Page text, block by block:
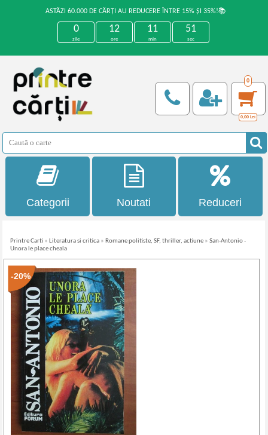
ASTĂZI 60.000 DE CĂRȚI AU REDUCERE ÎNTRE 15% ȘI 35%!📚
0
zile
12
ore
11
min
51
sec
0
0,00 Lei
Categorii Noutati Reduceri
Printre Carti » Literatura si critica » Romane politiste, SF, thriller, actiune »San-Antonio -
Unora le place cheala
-20%